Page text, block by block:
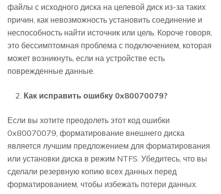
файлы с исходного диска на целевой диск из-за таких
причин, как невозможность установить соединение и
неспособность найти источник или цель. Короче говоря,
это бессимптомная проблема с подключением, которая
может возникнуть, если на устройстве есть
поврежденные данные.
Как исправить ошибку 0x80070079?
Если вы хотите преодолеть этот код ошибки
0x80070079, форматирование внешнего диска
является лучшим предложением для форматирования
или установки диска в режим NTFS. Убедитесь, что вы
сделали резервную копию всех данных перед
форматированием, чтобы избежать потери данных.